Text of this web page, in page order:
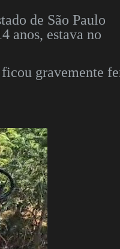
de São Paulo
anos, estava no
gravemente